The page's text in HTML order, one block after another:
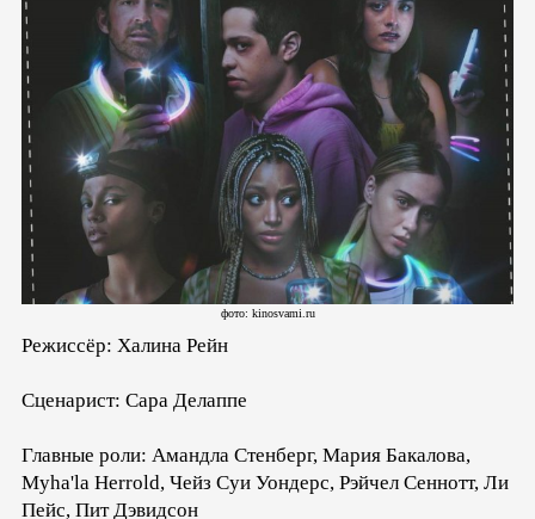
фото: kinosvami.ru
Режиссёр: Халина Рейн
Сценарист: Сара Делаппе
Главные роли: Амандла Стенберг, Мария Бакалова,
Myha'la Herrold, Чейз Суи Уондерс, Рэйчел Сеннотт, Ли
Пейс, Пит Дэвидсон